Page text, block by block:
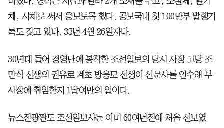
체, 시체로 써서 응모토록 했다. 공모국내 첫 100만부 발행기
록도 갖고 있다. 33년 4월 26일자다.
30년대 들어 경영난에 봉착한 조선일보의 당시 사장 고당 조
만식 선생의 권유로 계초 방응모 선생이 신문사를 인수해 부
사장에 취임한지 1달여만의 일이다.
뉴스전광판도 조선일보사는 이미 60여년전에 처음 선보였